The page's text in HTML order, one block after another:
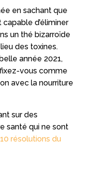
en sachant que
d’éliminer
un thé bizarroïde
des toxines.
année 2021,
vous comme
avec la nourriture
sur des
santé qui ne sont
10 résolutions du